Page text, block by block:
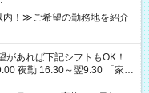
！≫ご希望の勤務地を紹介
勤 16:30～翌9:30 「家族
て夕飯の準備がしたい」